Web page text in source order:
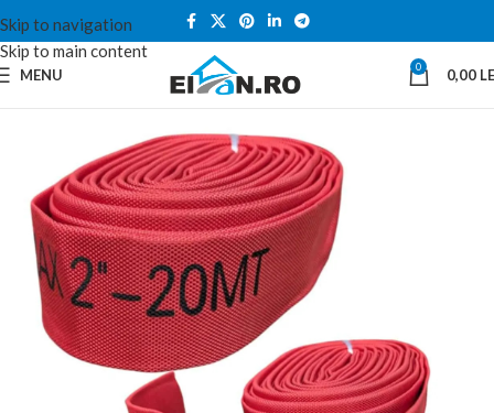
Skip to navigation
Skip to main content
MENU 0 0,00